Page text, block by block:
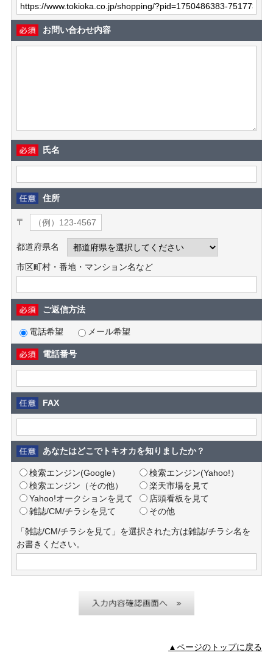
お問い合わせ内容
氏名
住所
〒
都道府県名
市区町村・番地・マンション名など
ご返信方法
電話希望 メール希望
電話番号
FAX
あなたはどこでトキオカを知りましたか？
検索エンジン(Google）
検索エンジン(Yahoo!）
検索エンジン（その他）
楽天市場を見て
Yahoo!オークションを見て
店頭看板を見て
雑誌/CM/チラシを見て
その他
「雑誌/CM/チラシを見て」を選択された方は雑誌/チラシ名を
お書きください。
▲ページのトップに戻る